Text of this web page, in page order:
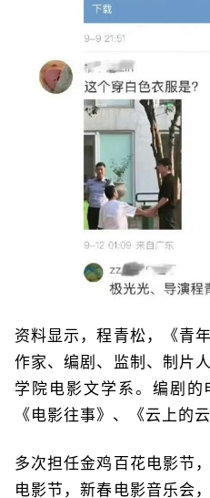
资料显示，程青松，《青
作家、编剧、监制、制片
学院电影文学系。编剧的
《电影往事》、《云上的云
多次担任金鸡百花电影节
电影节，新春电影音乐会